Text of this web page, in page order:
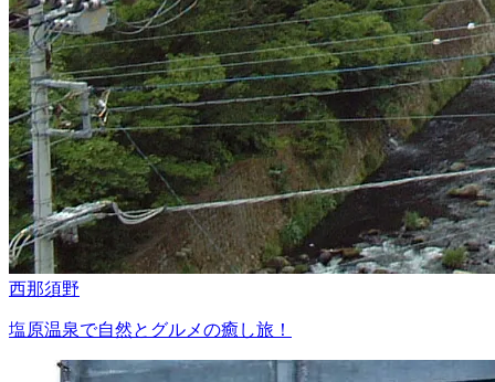
西那須野
塩原温泉で自然とグルメの癒し旅！